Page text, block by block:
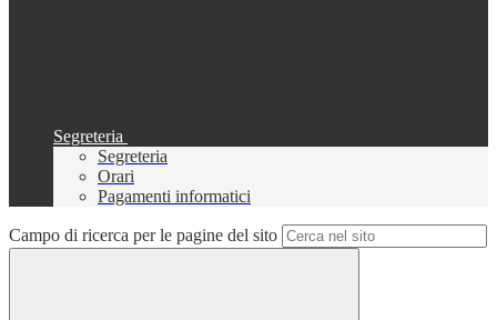
Segreteria
Segreteria
Orari
Pagamenti informatici
Campo di ricerca per le pagine del sito